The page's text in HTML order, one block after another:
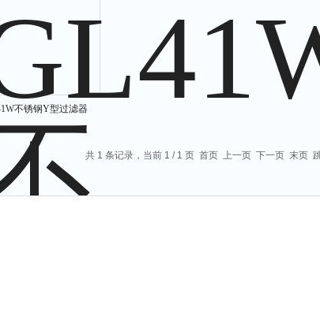
不锈钢Y型过滤器
共 1 条记录，当前 1 / 1 页 首页 上一页 下一页 末页